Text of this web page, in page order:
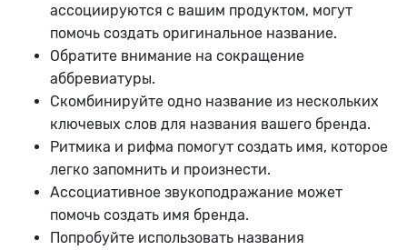
ассоциируются с вашим продуктом, могут
помочь создать оригинальное название.
Обратите внимание на сокращение
аббревиатуры.
Скомбинируйте одно название из нескольких
ключевых слов для названия вашего бренда.
Ритмика и рифма помогут создать имя, которое
легко запомнить и произнести.
Ассоциативное звукоподражание может
помочь создать имя бренда.
Попробуйте использовать названия